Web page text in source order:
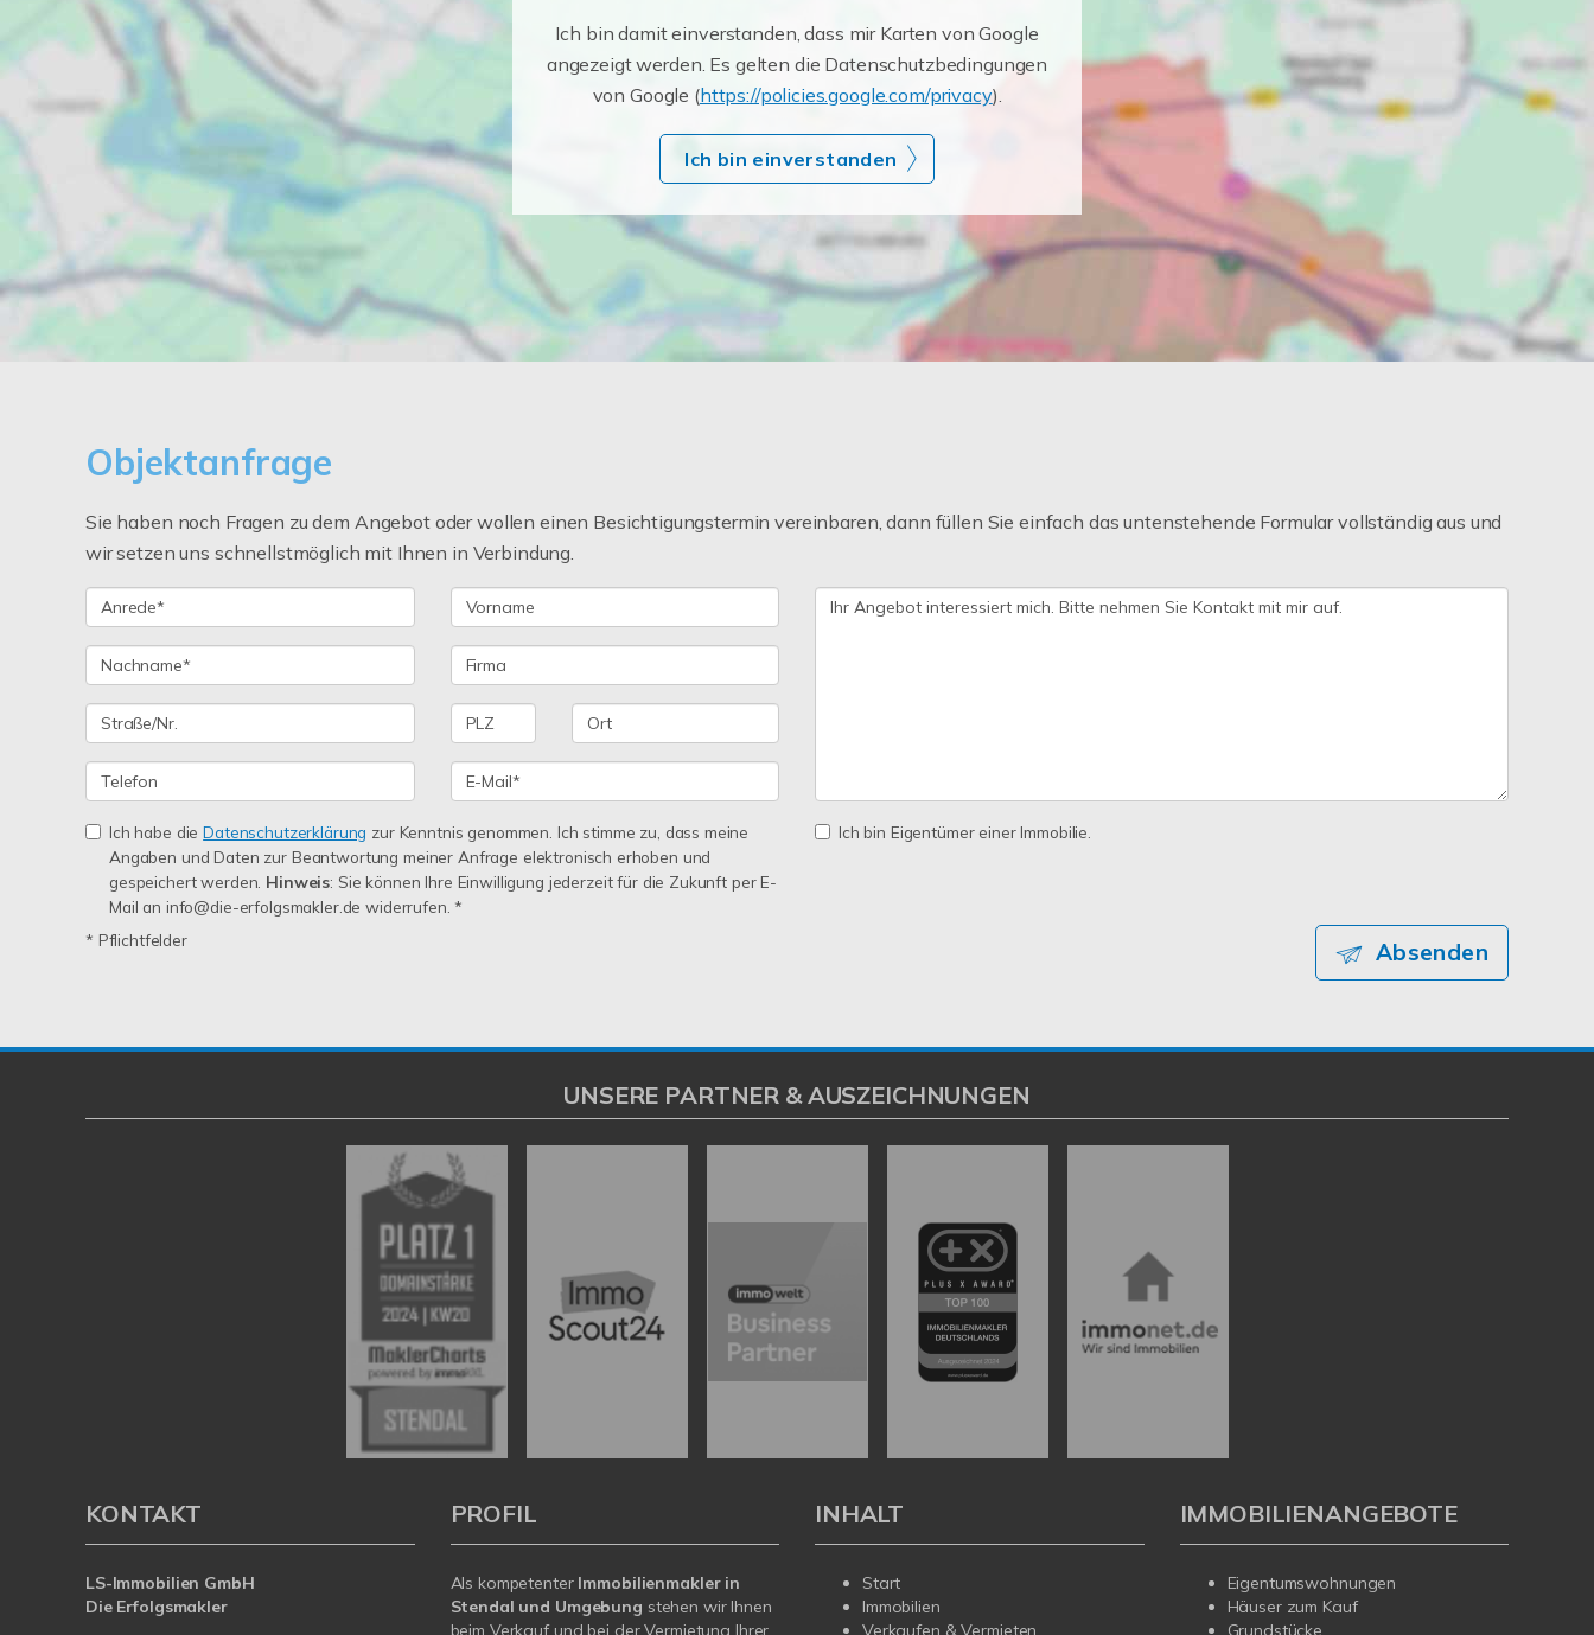
Ich bin damit einverstanden, dass mir Karten von Google
angezeigt werden. Es gelten die Datenschutzbedingungen
von Google (https://policies.google.com/privacy).
Ich bin einverstanden
Objektanfrage
Sie haben noch Fragen zu dem Angebot oder wollen einen Besichtigungstermin vereinbaren, dann füllen Sie einfach das untenstehende Formular vollständig aus und
wir setzen uns schnellstmöglich mit Ihnen in Verbindung.
Ich habe dieDatenschutzerklärung zur Kenntnis genommen. Ich stimme zu, dass meine
Angaben und Daten zur Beantwortung meiner Anfrage elektronisch erhoben und
gespeichert werden. Hinweis: Sie können Ihre Einwilligung jederzeit für die Zukunft per E-
Mail an info@die-erfolgsmakler.de widerrufen. *
Ich bin Eigentümer einer Immobilie.
* Pflichtfelder Absenden
UNSERE PARTNER & AUSZEICHNUNGEN
KONTAKT
LS-Immobilien GmbH
Die Erfolgsmakler
PROFIL
Als kompetenter Immobilienmakler in
Stendal und Umgebung stehen wir Ihnen
beim Verkauf und bei der Vermietung Ihrer
INHALT
Start
Immobilien
Verkaufen & Vermieten
IMMOBILIENANGEBOTE
Eigentumswohnungen
Häuser zum Kauf
Grundstücke